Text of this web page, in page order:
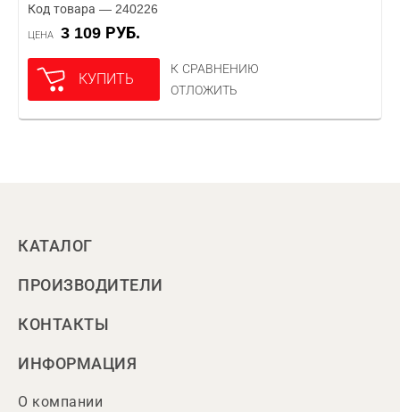
Код товара — 240226
ЦЕНА 3 109 РУБ.
КУПИТЬ
К СРАВНЕНИЮ
ОТЛОЖИТЬ
КАТАЛОГ
ПРОИЗВОДИТЕЛИ
КОНТАКТЫ
ИНФОРМАЦИЯ
О компании